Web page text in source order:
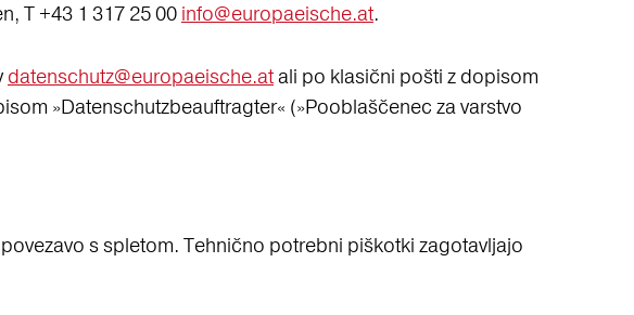
T +43 1 317 25 00 info@europaeische.at.
datenschutz@europaeische.atali po klasični pošti z dopisom
»Datenschutzbeauftragter« (»Pooblaščenec za varstvo
s spletom. Tehnično potrebni piškotki zagotavljajo